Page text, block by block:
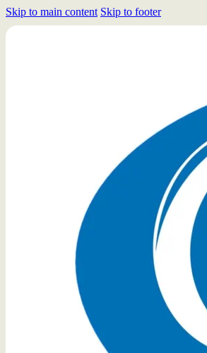
Skip to main content Skip to footer